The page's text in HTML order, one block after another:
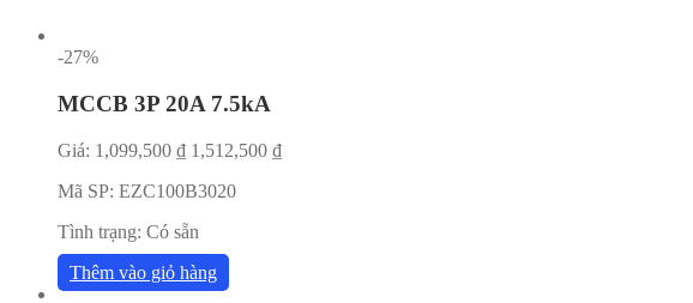
-27%
MCCB 3P 20A 7.5kA
Giá: 1,099,500 ₫ 1,512,500 ₫
Mã SP: EZC100B3020
Tình trạng: Có sẵn
Thêm vào giỏ hàng